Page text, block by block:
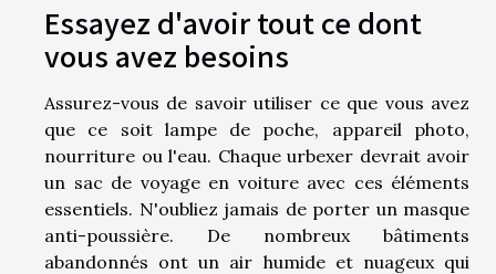
Essayez d'avoir tout ce dont
vous avez besoins
Assurez-vous de savoir utiliser ce que vous avez
que ce soit lampe de poche, appareil photo,
nourriture ou l'eau. Chaque urbexer devrait avoir
un sac de voyage en voiture avec ces éléments
essentiels. N'oubliez jamais de porter un masque
anti-poussière. De nombreux bâtiments
abandonnés ont un air humide et nuageux qui